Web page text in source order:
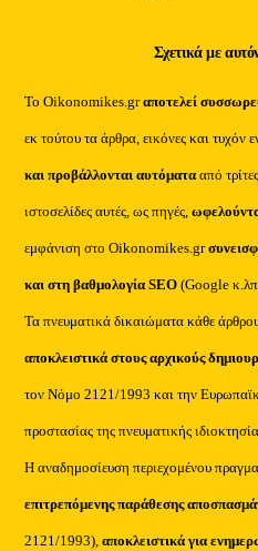
Σχετικά με
Το Oikonomikes.grαποτελεί
εκ τούτου τα άρθρα, εικόνες και
και προβάλλονται αυτόματααπό
ιστοσελίδες αυτές, ως πηγές,
εμφάνιση στο Oikonomikes.gr
και στη βαθμολογία SEO (Google
Τα πνευματικά δικαιώματα κάθε
αποκλειστικά στους αρχικούς
τον Νόμο 2121/1993 και την
προστασίας της πνευματικής
Η αναδημοσίευση περιεχομένου
επιτρεπόμενης παράθεσης
2121/1993), αποκλειστικά για